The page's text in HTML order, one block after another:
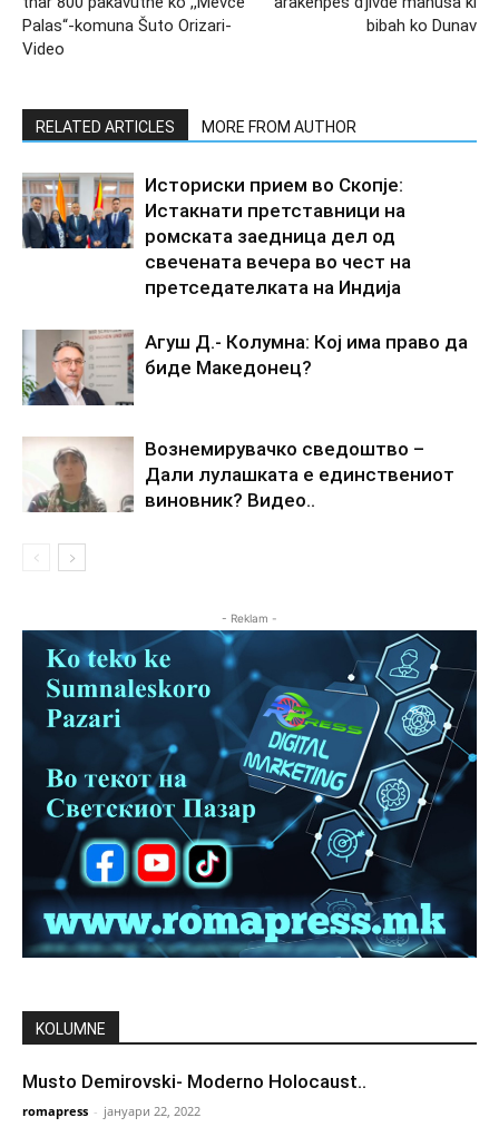
Palas“-komuna Šuto Orizari-
Video
bibah ko Dunav
RELATED ARTICLES MORE FROM AUTHOR
Историски прием во Скопје:
Истакнати претставници на
ромската заедница дел од
свечената вечера во чест на
претседателката на Индија
Агуш Д.- Колумна: Кој има право да
биде Македонец?
Вознемирувачко сведоштво –
Дали лулашката е единствениот
виновник? Видео..
- Reklam -
KOLUMNE
Musto Demirovski- Moderno Holocaust..
romapress - јануари 22, 2022